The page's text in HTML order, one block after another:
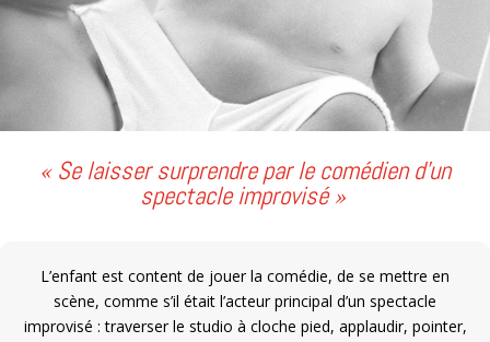
« Se laisser surprendre par le comédien d’un
spectacle improvisé »
L’enfant est content de jouer la comédie, de se mettre en
scène, comme s’il était l’acteur principal d’un spectacle
improvisé : traverser le studio à cloche pied, applaudir, pointer,